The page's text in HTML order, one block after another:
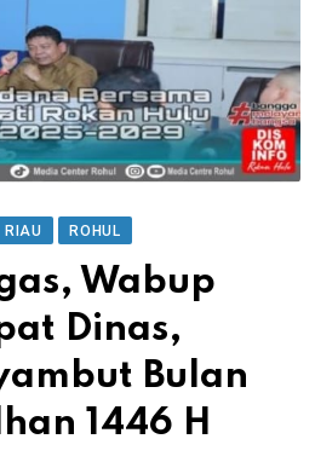
RIAU ROHUL
Wabup
Dinas,
Bulan
1446 H